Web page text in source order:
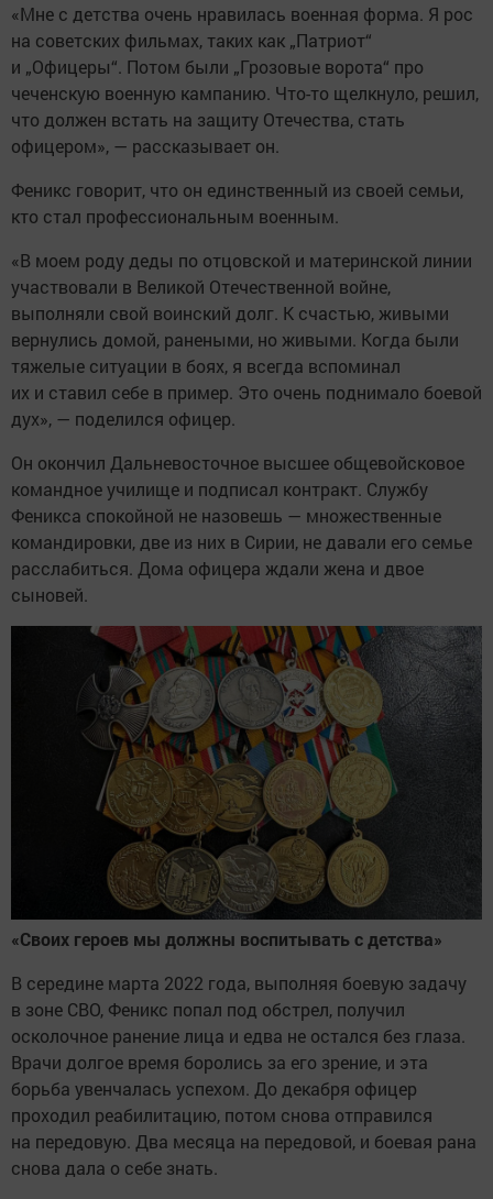
«Мне с детства очень нравилась военная форма. Я рос
на советских фильмах, таких как „Патриот“
и „Офицеры“. Потом были „Грозовые ворота“ про
чеченскую военную кампанию. Что-то щелкнуло, решил,
что должен встать на защиту Отечества, стать
офицером», — рассказывает он.
Феникс говорит, что он единственный из своей семьи,
кто стал профессиональным военным.
«В моем роду деды по отцовской и материнской линии
участвовали в Великой Отечественной войне,
выполняли свой воинский долг. К счастью, живыми
вернулись домой, ранеными, но живыми. Когда были
тяжелые ситуации в боях, я всегда вспоминал
их и ставил себе в пример. Это очень поднимало боевой
дух», — поделился офицер.
Он окончил Дальневосточное высшее общевойсковое
командное училище и подписал контракт. Службу
Феникса спокойной не назовешь — множественные
командировки, две из них в Сирии, не давали его семье
расслабиться. Дома офицера ждали жена и двое
сыновей.
«Своих героев мы должны воспитывать с детства»
В середине марта 2022 года, выполняя боевую задачу
в зоне СВО, Феникс попал под обстрел, получил
осколочное ранение лица и едва не остался без глаза.
Врачи долгое время боролись за его зрение, и эта
борьба увенчалась успехом. До декабря офицер
проходил реабилитацию, потом снова отправился
на передовую. Два месяца на передовой, и боевая рана
снова дала о себе знать.